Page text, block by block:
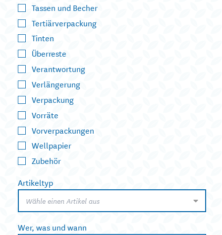
Tassen und Becher
Tertiärverpackung
Tinten
Überreste
Verantwortung
Verlängerung
Verpackung
Vorräte
Vorverpackungen
Wellpapier
Zubehör
Artikeltyp
Wähle einen Artikel aus
Wer, was und wann